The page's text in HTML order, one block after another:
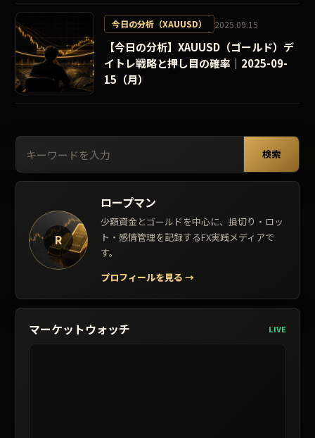
今日の分析（XAUUSD） 2025.09.15
【今日の分析】XAUUSD（ゴールド）デ
イトレ戦略と押し目の確率｜2025-09-
15（月）
検索
R
ロープマン
少額資金とゴールドを中心に、損切り・ロッ
ト・感情管理を記録するFX実践メディアで
す。
プロフィールを見る →
マーケットウォッチ LIVE